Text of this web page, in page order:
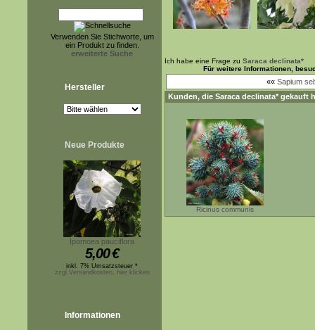
Verwenden Sie Stichworte, um
ein Produkt zu finden.
erweiterte Suche
Hersteller
Neue Produkte
Ipomoea pauciflora
5,00€
inkl. 7% Umsatzsteuer *
zzgl.Versandkosten, hier klicken
Informationen
Ich habe eine Frage zu Saraca declinata*
Für weitere Informationen,
«« Sapium
Kunden, die Saraca declinata* gekauft
Ricinus communis